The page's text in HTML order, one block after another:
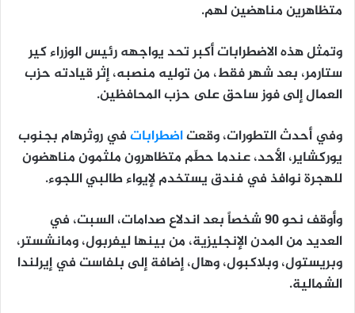
متظاهرين مناهضين لهم.
وتمثل هذه الاضطرابات أكبر تحد يواجهه رئيس الوزراء كير
ستارمر، بعد شهر فقط، من توليه منصبه، إثر قيادته حزب
العمال إلى فوز ساحق على حزب المحافظين.
وفي أحدث التطورات، وقعتاضطراباتفي روثرهام بجنوب
يوركشاير، الأحد، عندما حطّم متظاهرون ملثمون مناهضون
للهجرة نوافذ في فندق يستخدم لإيواء طالبي اللجوء.
وأوقف نحو 90 شخصاً بعد اندلاع صدامات، السبت، في
العديد من المدن الإنجليزية، من بينها ليفربول، ومانشستر،
وبريستول، وبلاكبول، وهال، إضافة إلى بلفاست في إيرلندا
الشمالية.